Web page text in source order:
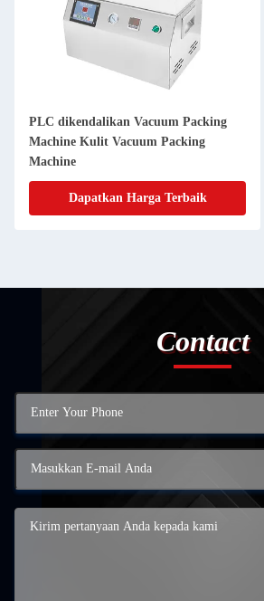
PLC dikendalikan Vacuum Packing
Machine Kulit Vacuum Packing
Machine
Dapatkan Harga Terbaik
Contact